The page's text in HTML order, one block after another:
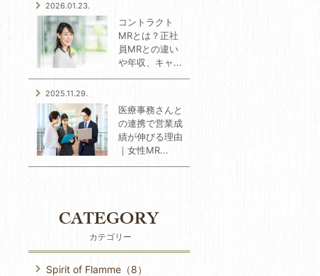
2026.01.23.
コントラクト
MRとは？正社
員MRとの違い
や年収、キャ...
2025.11.29.
医療事務さんと
の連携で営業成
績が伸びる理由
｜女性MR...
カテゴリー
Spirit of Flamme（8）